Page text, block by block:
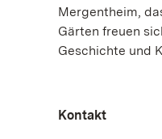
Mergentheim,
Gärten freuen
Geschichte und
Kontakt